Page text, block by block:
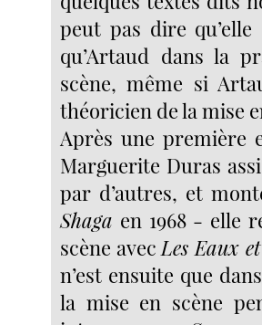
peut pas dire
qu’Artaud dans la
scène, même si
théoricien de la mise
Après une première
Marguerite Duras
par d’autres, et
Shaga en 1968 - elle
scène avec Les Eaux
n’est ensuite que
la mise en scène